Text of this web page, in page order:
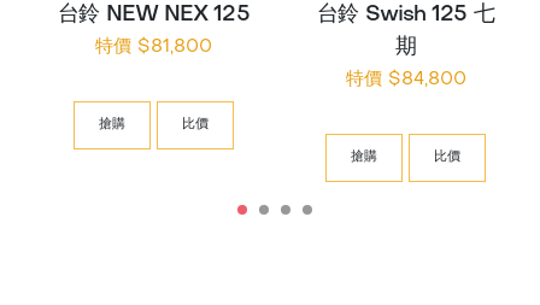
台鈴 NEW NEX 125
特價 $81,800
搶購 比價
台鈴 Swish 125 七
期
特價 $84,800
搶購 比價